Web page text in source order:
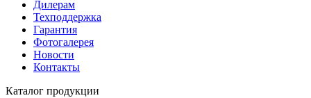
Дилерам
Техподдержка
Гарантия
Фотогалерея
Новости
Контакты
Каталог продукции